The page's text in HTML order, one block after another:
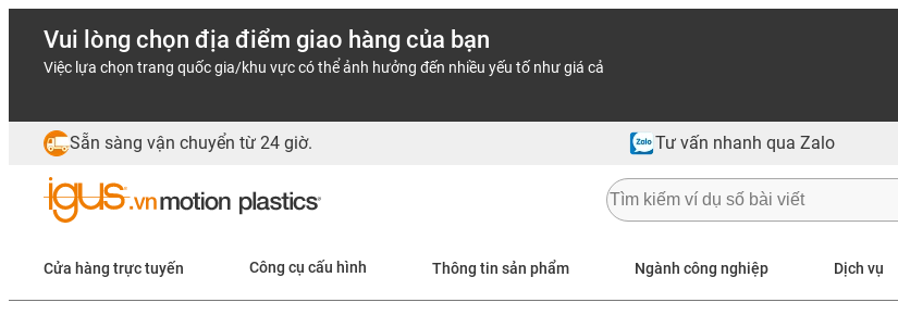
Vui lòng chọn địa điểm giao hàng của bạn
Việc lựa chọn trang quốc gia/khu vực có thể ảnh hưởng đến nhiều yếu tố như giá cả
Sẵn sàng vận chuyển từ 24 giờ. Tư vấn nhanh qua Zalo
Cửa hàng trực tuyến Công cụ cấu hình Thông tin sản phẩm Ngành công nghiệp Dịch vụ